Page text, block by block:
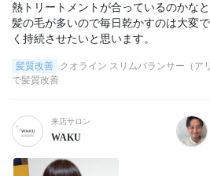
熱トリートメントが合っているのかなと
髪の毛が多いので毎日乾かすのは大変
く持続させたいと思います。
髪質改善
クオライン スリムバランサー（ア
で髪質改善
来店サロン
WAKU